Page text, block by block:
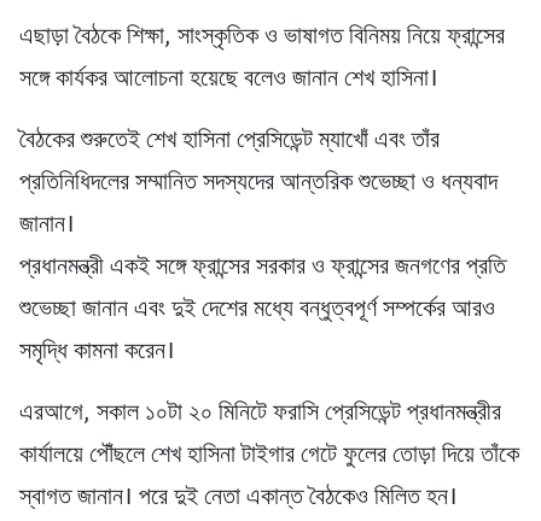
এছাড়া বৈঠকে শিক্ষা, সাংস্কৃতিক ও ভাষাগত বিনিময় নিয়ে ফ্রান্সের
সঙ্গে কার্যকর আলোচনা হয়েছে বলেও জানান শেখ হাসিনা।
বৈঠকের শুরুতেই শেখ হাসিনা প্রেসিডেন্ট ম্যাখোঁ এবং তাঁর
প্রতিনিধিদলের সম্মানিত সদস্যদের আন্তরিক শুভেচ্ছা ও ধন্যবাদ
জানান।
প্রধানমন্ত্রী একই সঙ্গে ফ্রান্সের সরকার ও ফ্রান্সের জনগণের প্রতি
শুভেচ্ছা জানান এবং দুই দেশের মধ্যে বন্ধুত্বপূর্ণ সম্পর্কের আরও
সমৃদ্ধি কামনা করেন।
এরআগে, সকাল ১০টা ২০ মিনিটে ফরাসি প্রেসিডেন্ট প্রধানমন্ত্রীর
কার্যালয়ে পৌঁছলে শেখ হাসিনা টাইগার গেটে ফুলের তোড়া দিয়ে তাঁকে
স্বাগত জানান। পরে দুই নেতা একান্ত বৈঠকেও মিলিত হন।